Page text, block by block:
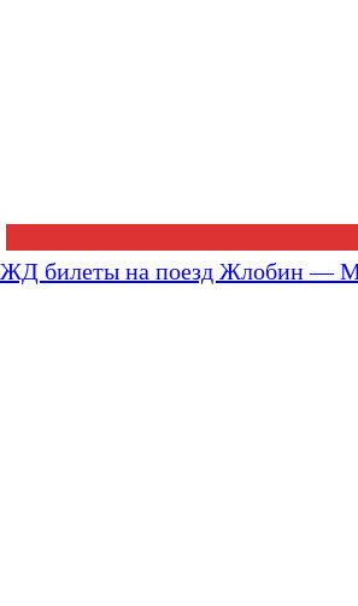
ЖД билеты на поезд Жлобин —